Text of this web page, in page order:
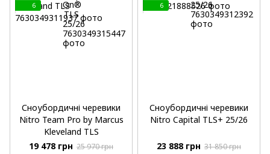
6
Сноубордичні черевики
Nitro Team Pro by Marcus
Kleveland TLS
19 478 грн 25 970 грн
6
Сноубордичні черевики
Nitro Capital TLS+ 25/26
23 888 грн 31 850 грн